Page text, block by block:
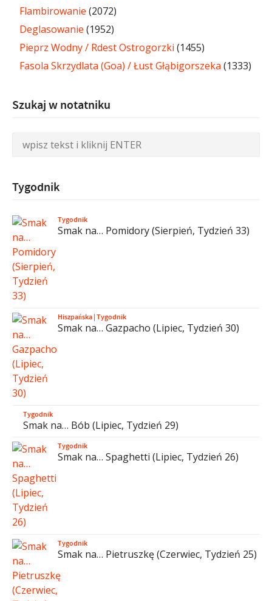
Flambirowanie (2072)
Deglasowanie (1952)
Pieprz Wodny / Rdest Ostrogorzki (1455)
Fasola Skrzydlata (Goa) / Łust Głąbigorszeka (1333)
Szukaj w notatniku
Tygodnik
Tygodnik
Smak na… Pomidory (Sierpień, Tydzień 33)
Hiszpańska|Tygodnik
Smak na… Gazpacho (Lipiec, Tydzień 30)
Tygodnik
Smak na… Bób (Lipiec, Tydzień 29)
Tygodnik
Smak na… Spaghetti (Lipiec, Tydzień 26)
Tygodnik
Smak na… Pietruszkę (Czerwiec, Tydzień 25)